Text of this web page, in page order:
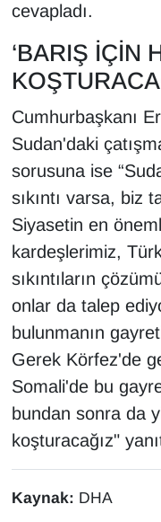
cevapladı.
‘BARIŞ İÇİN
Cumhurbaşkanı
Sudan'daki
sorusuna ise
sıkıntı varsa, biz
Siyasetin en
kardeşlerimiz,
sıkıntıların
onlar da talep
bulunmanın
Gerek Körfez'de
Somali'de bu
bundan sonra da
koşturacağız"
Kaynak: DHA